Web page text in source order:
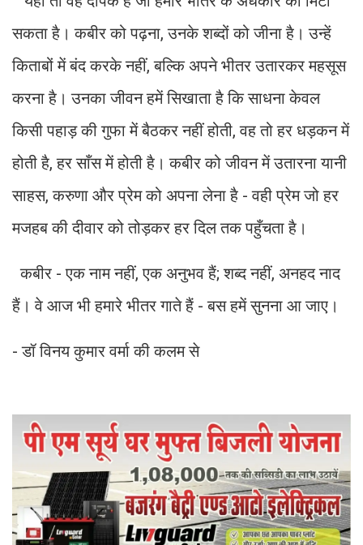
सकता है। कबीर को पढ़ना, उनके शब्दों को जीना है। उन्हें
किताबों में बंद करके नहीं, बल्कि अपने भीतर उतारकर महसूस
करना है। उनका जीवन हमें सिखाता है कि साधना केवल
किसी पहाड़ की गुफा में बैठकर नहीं होती, वह तो हर धड़कन में
होती है, हर साँस में होती है। कबीर को जीवन में उतारना यानी
साहस, करुणा और प्रेम को अपना लेना है - वही प्रेम जो हर
मजहब की दीवार को तोड़कर हर दिल तक पहुँचता है।
कबीर - एक नाम नहीं, एक अनुभव हैं; शब्द नहीं, अनहद नाद
हैं। वे आज भी हमारे भीतर गाते हैं - बस हमें सुनना आ जाए।
- डॉ विनय कुमार वर्मा की कलम से